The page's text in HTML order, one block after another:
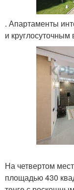
. Апартаменты
и
На четвертом
площадью 430